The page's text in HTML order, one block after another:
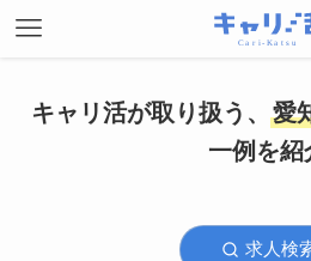
キャリ活が取り扱う、 愛
一例を紹
求人検